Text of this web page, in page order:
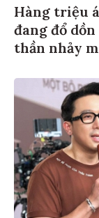
Hàng triệu
đang đổ
thần nhảy